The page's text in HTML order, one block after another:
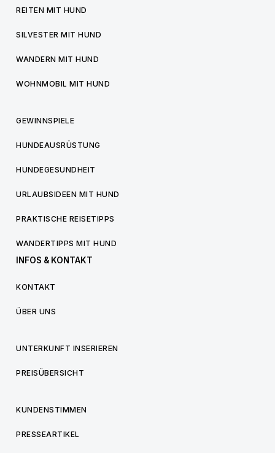
REITEN MIT HUND
SILVESTER MIT HUND
WANDERN MIT HUND
WOHNMOBIL MIT HUND
GEWINNSPIELE
HUNDEAUSRÜSTUNG
HUNDEGESUNDHEIT
URLAUBSIDEEN MIT HUND
PRAKTISCHE REISETIPPS
WANDERTIPPS MIT HUND
INFOS & KONTAKT
KONTAKT
ÜBER UNS
UNTERKUNFT INSERIEREN
PREISÜBERSICHT
KUNDENSTIMMEN
PRESSEARTIKEL